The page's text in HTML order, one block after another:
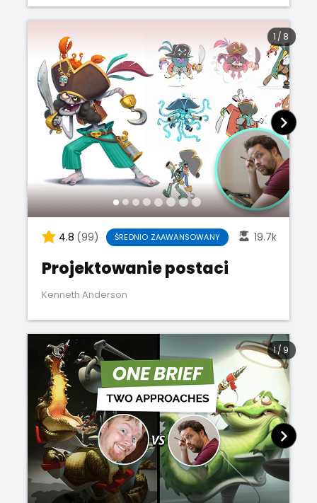
4.8 (99) ŚREDNIO ZAAWANSOWANY 19.7k
Projektowanie postaci
Kenneth Anderson
1 / 8
1/9